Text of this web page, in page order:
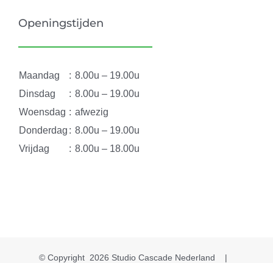
Openingstijden
Maandag : 8.00u – 19.00u
Dinsdag
: 8.00u – 19.00u
Woensdag : afwezig
Donderdag : 8.00u – 19.00u
Vrijdag
: 8.00u – 18.00u
© Copyright 2026 Studio Cascade Nederland |